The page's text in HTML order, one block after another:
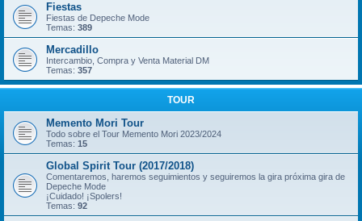
Fiestas
Fiestas de Depeche Mode
Temas: 389
Mercadillo
Intercambio, Compra y Venta Material DM
Temas: 357
TOUR
Memento Mori Tour
Todo sobre el Tour Memento Mori 2023/2024
Temas: 15
Global Spirit Tour (2017/2018)
Comentaremos, haremos seguimientos y seguiremos la gira próxima gira de
Depeche Mode
¡Cuidado! ¡Spolers!
Temas: 92